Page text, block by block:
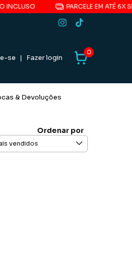
PARCELE EM ATÉ 6X SEM
se | Fazer login
0
& Devoluções
Ordenar por